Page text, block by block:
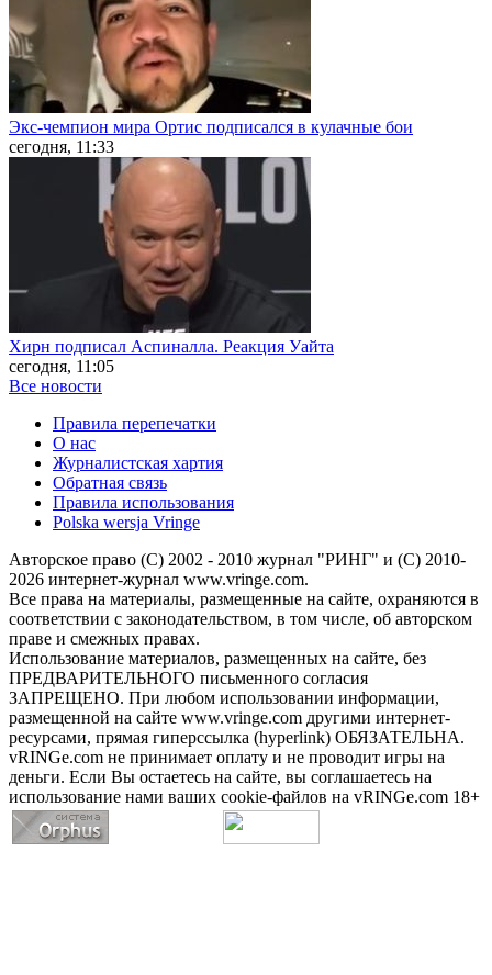
Экс-чемпион мира Ортис подписался в кулачные бои
сегодня, 11:33
Хирн подписал Аспиналла. Реакция Уайта
сегодня, 11:05
Все новости
Правила перепечатки
О нас
Журналистская хартия
Обратная связь
Правила использования
Polska wersja Vringe
Авторское право (С) 2002 - 2010 журнал "РИНГ" и (С) 2010-
2026 интернет-журнал www.vringe.com.
Все права на материалы, размещенные на сайте, охраняются в
соответствии с законодательством, в том числе, об авторском
праве и смежных правах.
Использование материалов, размещенных на сайте, без
ПРЕДВАРИТЕЛЬНОГО письменного согласия
ЗАПРЕЩЕНО. При любом использовании информации,
размещенной на сайте www.vringe.com другими интернет-
ресурсами, прямая гиперссылка (hyperlink) ОБЯЗАТЕЛЬНА.
vRINGe.com не принимает оплату и не проводит игры на
деньги. Если Вы остаетесь на сайте, вы соглашаетесь на
использование нами ваших cookie-файлов на vRINGe.com 18+